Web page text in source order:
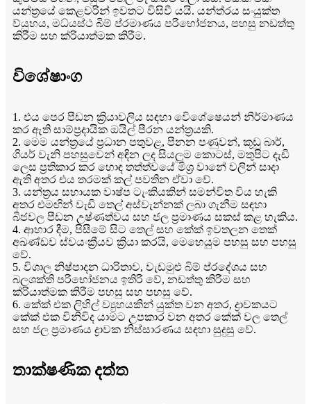
යන්ත්‍රයේ කෙළවරින් ඉවතට විසිවී යයි. යන්ත්රය සංයුක්ත
ව්යුහය, මධ්යස්ථ බිම් ප්රමාණය පරිභෝජනය, පහසු නඩත්තු
කිරීම සහ ක්රියාත්මක කිරීම.
විශේෂාංග
1. එය පෙර පීඩන ක්‍රියාවලිය සඳහා විෙශේෂෙයන් නිර්මාණය
කර ඇති සාම්ප්‍රදායික ඔයිල් පීරන යන්ත්‍රයකි.
2. මෙම යන්ත්‍රයේ ප්‍රධාන පතුවළ, පීනන පණුවන්, කූඩු බාර්,
ගියර් වැනි පහසුවෙන් අඳින ලද සියලුම කොටස්, මතුපිට දැඩි
ලෙස ප්‍රතිකාර කර හොඳ තත්ත්වයේ මිශ්‍ර වානේ වලින් සාදා
ඇති අතර එය තරමක් කල් පවතින ඒවා වේ.
3. යන්ත්‍රය සහායක වාෂ්ප ටැංකියකින් සමන්විත විය හැකි
අතර එමඟින් වැඩි තෙල් අස්වැන්නක් ලබා ගැනීම සඳහා
බීජවල පීඩන උෂ්ණත්වය සහ ජල ප්‍රමාණය සකස් කළ හැකිය.
4. ආහාර දීම, පිසීමේ සිට තෙල් සහ කේක් ඉවතලන තෙක්
අඛණ්ඩව ස්වයංක්‍රීයව ක්‍රියා කරයි, මෙහෙයුම පහසු සහ පහසු
වේ.
5. විශාල නිෂ්පාදන ධාරිතාව, වැඩමුළු බිම් ප්රදේශය සහ
බලශක්ති පරිභෝජනය ඉතිරි වේ, නඩත්තු කිරීම සහ
ක්රියාත්මක කිරීම පහසු සහ පහසු වේ.
6. කේක් එක ලිහිල් ව්‍යුහයකින් යුක්ත වන අතර, ද්‍රාවකයට
කේක් එක විනිවිද යාමට උපකාර වන අතර කේක් වල තෙල්
සහ ජල ප්‍රමාණය ද්‍රාවක නිස්සාරණය සඳහා සුදුසු වේ.
තාක්ෂණික දත්ත